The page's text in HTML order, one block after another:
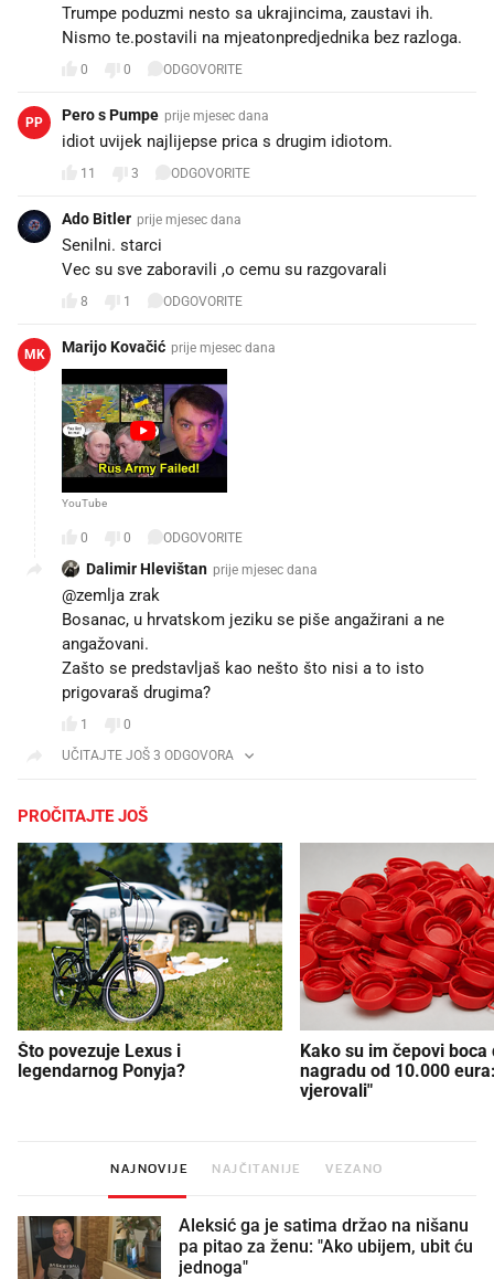
Trumpe poduzmi nesto sa ukrajincima, zaustavi ih.
Nismo te.postavili na mjeatonpredjednika bez razloga.
0 0 ODGOVORITE
PP Pero s Pumpe prije mjesec dana
idiot uvijek najlijepse prica s drugim idiotom.
11 3 ODGOVORITE
Ado Bitler prije mjesec dana
Senilni. starci
Vec su sve zaboravili ,o cemu su razgovarali
8 1 ODGOVORITE
MK Marijo Kovačić prije mjesec dana
YouTube
0 0 ODGOVORITE
Dalimir Hlevištan prije mjesec dana
@zemlja zrak
Bosanac, u hrvatskom jeziku se piše angažirani a ne
angažovani.
Zašto se predstavljaš kao nešto što nisi a to isto
prigovaraš drugima?
1
0
UČITAJTE JOŠ 3 ODGOVORA
PROČITAJTE JOŠ
Što povezuje Lexus i
legendarnog Ponyja?
Kako su im čepovi boca
nagradu od 10.000
vjerovali"
NAJNOVIJE NAJČITANIJE VEZANO
Aleksić ga je satima držao na nišanu
pa pitao za ženu: "Ako ubijem, ubit ću
jednoga"